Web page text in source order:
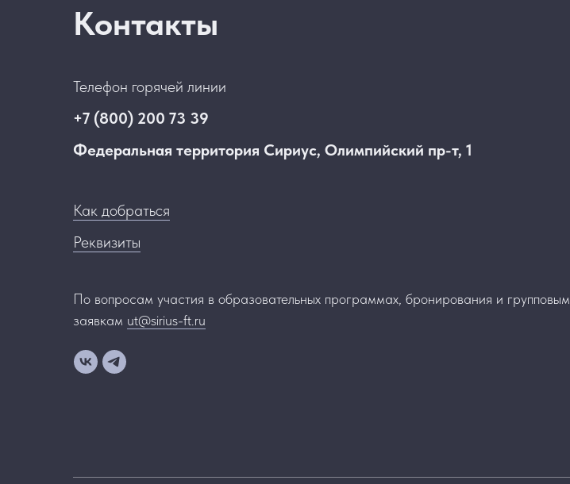
Контакты
Телефон горячей линии
+7 (800) 200 73 39
Федеральная территория Сириус, Олимпийский пр-т, 1
Как добраться
Реквизиты
По вопросам участия в образовательных программах, бронирования и групповым
заявкам ut@sirius-ft.ru